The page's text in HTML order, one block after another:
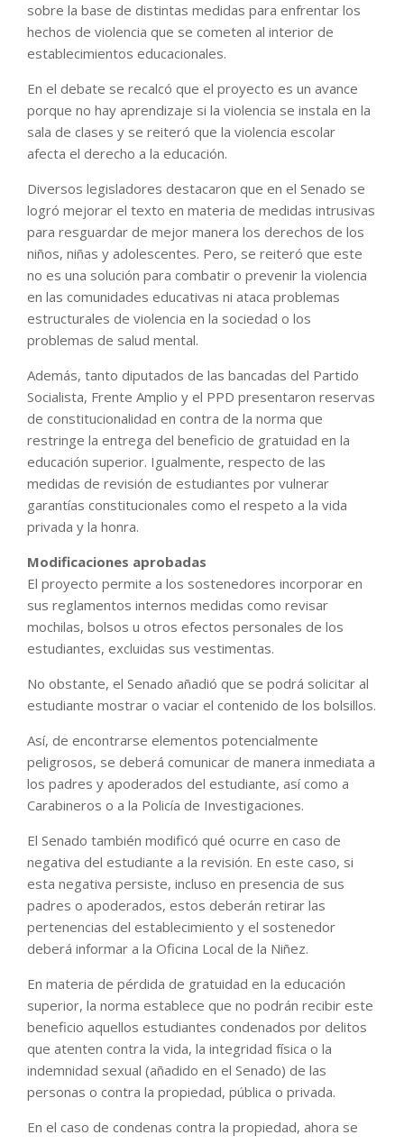
sobre la base de distintas medidas para enfrentar los
hechos de violencia que se cometen al interior de
establecimientos educacionales.
En el debate se recalcó que el proyecto es un avance
porque no hay aprendizaje si la violencia se instala en la
sala de clases y se reiteró que la violencia escolar
afecta el derecho a la educación.
Diversos legisladores destacaron que en el Senado se
logró mejorar el texto en materia de medidas intrusivas
para resguardar de mejor manera los derechos de los
niños, niñas y adolescentes. Pero, se reiteró que este
no es una solución para combatir o prevenir la violencia
en las comunidades educativas ni ataca problemas
estructurales de violencia en la sociedad o los
problemas de salud mental.
Además, tanto diputados de las bancadas del Partido
Socialista, Frente Amplio y el PPD presentaron reservas
de constitucionalidad en contra de la norma que
restringe la entrega del beneficio de gratuidad en la
educación superior. Igualmente, respecto de las
medidas de revisión de estudiantes por vulnerar
garantías constitucionales como el respeto a la vida
privada y la honra.
Modificaciones aprobadas
El proyecto permite a los sostenedores incorporar en
sus reglamentos internos medidas como revisar
mochilas, bolsos u otros efectos personales de los
estudiantes, excluidas sus vestimentas.
No obstante, el Senado añadió que se podrá solicitar al
estudiante mostrar o vaciar el contenido de los bolsillos.
Así, de encontrarse elementos potencialmente
peligrosos, se deberá comunicar de manera inmediata a
los padres y apoderados del estudiante, así como a
Carabineros o a la Policía de Investigaciones.
El Senado también modificó qué ocurre en caso de
negativa del estudiante a la revisión. En este caso, si
esta negativa persiste, incluso en presencia de sus
padres o apoderados, estos deberán retirar las
pertenencias del establecimiento y el sostenedor
deberá informar a la Oficina Local de la Niñez.
En materia de pérdida de gratuidad en la educación
superior, la norma establece que no podrán recibir este
beneficio aquellos estudiantes condenados por delitos
que atenten contra la vida, la integridad física o la
indemnidad sexual (añadido en el Senado) de las
personas o contra la propiedad, pública o privada.
En el caso de condenas contra la propiedad, ahora se